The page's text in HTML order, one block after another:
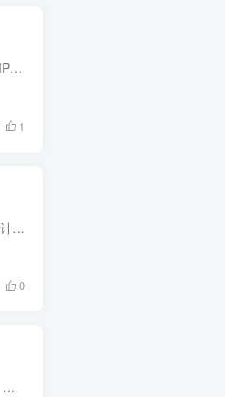
完美解码播放器是完美者为高清影视爱好者精心整合的老牌全能影音解码包,集成了多媒体播放器PotPlayer,MPC-BE,分离器解码器套件LAV Filters,高画质渲染器MADVR,能够软硬编解码所有音视频,支持中...
1
Room Arranger是一款室内设计软件，以简洁易用的界面和 2D 绘图 + 3D 实时预览功能为核心，无需专业设计经验也能快速规划房间、公寓或花园布局。
0
AnyBurn 是一款轻量级的免费光盘刻录工具，支持多种光盘格式（CD、DVD、Blu-ray）。它可以用来创建、刻录、复制和提取光盘内容。